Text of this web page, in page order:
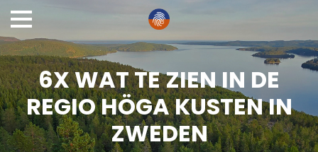
6X WAT TE ZIEN IN DE
REGIO HÖGA KUSTEN IN
ZWEDEN